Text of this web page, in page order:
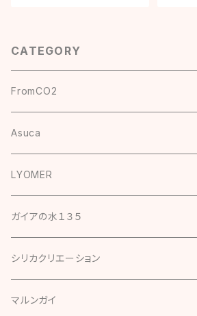
CATEGORY
FromCO2
Asuca
LYOMER
ガイアの水１３５
シリカクリエーション
マルンガイ